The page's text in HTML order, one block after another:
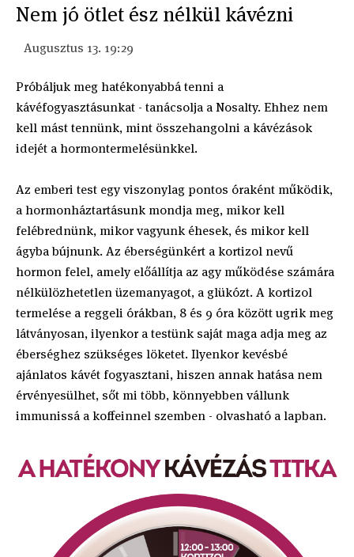
Nem jó ötlet ész nélkül kávézni
Augusztus 13. 19:29
Próbáljuk meg hatékonyabbá tenni a
kávéfogyasztásunkat - tanácsolja a Nosalty. Ehhez nem
kell mást tennünk, mint összehangolni a kávézások
idejét a hormontermelésünkkel.
Az emberi test egy viszonylag pontos óraként működik,
a hormonháztartásunk mondja meg, mikor kell
felébrednünk, mikor vagyunk éhesek, és mikor kell
ágyba bújnunk. Az éberségünkért a kortizol nevű
hormon felel, amely előállítja az agy működése számára
nélkülözhetetlen üzemanyagot, a glükózt. A kortizol
termelése a reggeli órákban, 8 és 9 óra között ugrik meg
látványosan, ilyenkor a testünk saját maga adja meg az
éberséghez szükséges löketet. Ilyenkor kevésbé
ajánlatos kávét fogyasztani, hiszen annak hatása nem
érvényesülhet, sőt mi több, könnyebben vállunk
immunissá a koffeinnel szemben - olvasható a lapban.